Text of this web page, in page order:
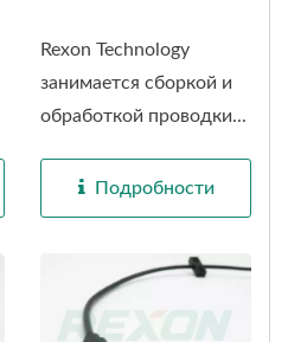
Rexon Technology
занимается сборкой и
обработкой проводки...
Подробности